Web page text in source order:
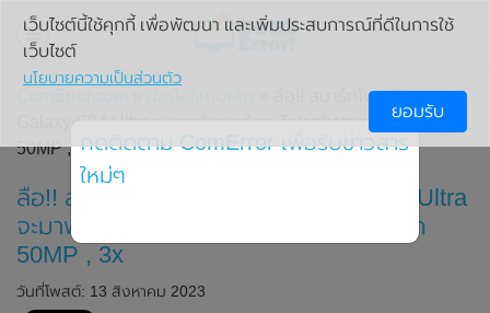
» ลือ!! สมาร์ทโฟน Samsung
Galaxy S24 Ultra จะมาพร้อมกล้อง Telephoto ความละเอียด
50MP , 3x
ลือ!! สมาร์ทโฟน Samsung Galaxy S24 Ultra
จะมาพร้อมกล้อง Telephoto ความละเอียด
50MP , 3x
วันที่โพสต์: 13 สิงหาคม 2023
เว็บไซต์นี้ใช้คุกกี้ เพื่อพัฒนา และเพิ่มประสบการณ์ที่ดีในการใช้
เว็บไซต์
นโยบายความเป็นส่วนตัว
ยอมรับ
กดติดตาม ComError เพื่อรับข่าวสาร
ใหม่ๆ